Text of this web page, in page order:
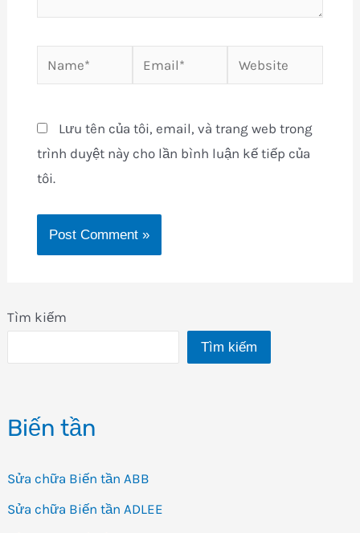
Tìm kiếm
Tìm kiếm
Biến tần
Sửa chữa Biến tần ABB
Sửa chữa Biến tần ADLEE
Name* Email* Website
Lưu tên của tôi, email, và trang web trong
trình duyệt này cho lần bình luận kế tiếp của
tôi.